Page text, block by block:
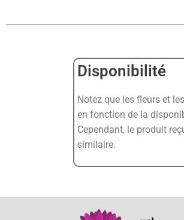
Disponibilité
Notez que les fleurs et
en fonction de la
Cependant, le produit
similaire.